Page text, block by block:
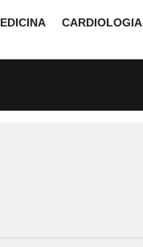
CARDIOLOGIA